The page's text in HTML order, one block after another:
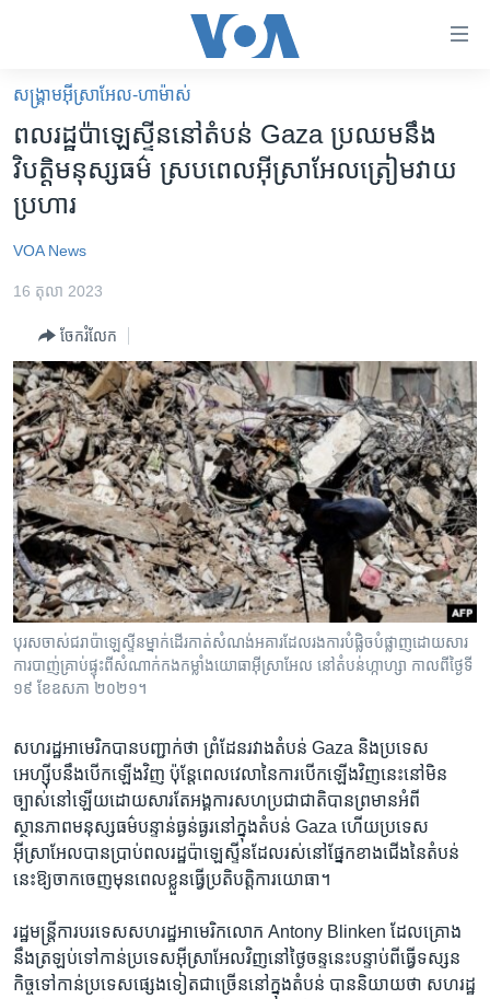
គេហទំព័រ​
ទាក់ទង
រំលង​
និង​
ចូល​
ទំព័រ​
ព័ត៌មាន​​
រំលង​
និង​
ចូល​
ទៅ​
ទំព័រ​
រចនា
សម្ព័ន្ធ​
រំលង​
និង​
ចូល​
ទៅ​
កាន់​
ទំព័រ​
កម្ពុជា
អន្តរជាតិ
ព្រឹត្តិការណ៍ព័ត៌មាន
ទូរទស្សន៍ / វីដេអូ​
វិទ្យុ / ផតខាសថ៍
កម្មវិធីទាំងអស់
Khmer English
បណ្តាញ​សង្គម
ភាសា
សង្គ្រាម​អ៊ីស្រាអែល-ហាម៉ាស់
ពលរដ្ឋ​ប៉ាឡេស្ទីន​នៅ​តំបន់ Gaza ប្រឈម​នឹង​
វិបត្តិ​មនុស្ស​ធម៌ ស្រប​ពេល​អ៊ីស្រាអែល​ត្រៀម​វាយ​
ប្រហារ
VOA News
16 តុលា 2023
ចែករំលែក
បុរសចាស់ជរាប៉ាឡេស្ទីនម្នាក់ដើរកាត់សំណង់អគារដែលរងការបំផ្លិចបំផ្លាញដោយសារ
ការបាញ់គ្រាប់ផ្ទុះពីសំណាក់កងកម្លាំងយោធាអ៊ីស្រាអែល នៅតំបន់ហ្កាហ្សា កាលពីថ្ងៃទី
១៩ ខែឧសភា ២០២១។
សហរដ្ឋ​អាមេរិក​បាន​បញ្ជាក់​ថា ព្រំដែន​រវាង​តំបន់ Gaza និង​ប្រទេស​
អេហ្ស៊ីប​នឹង​បើក​ឡើង​វិញ ប៉ុន្តែ​ពេល​វេលា​នៃ​ការ​បើក​ឡើង​វិញ​នេះ​នៅ​មិន​
ច្បាស់​នៅ​ឡើយ​ដោយសារ​តែ​អង្គការ​សហប្រជាជាតិ​បាន​ព្រមាន​អំពី​
ស្ថានភាព​មនុស្សធម៌​បន្ទាន់​ធ្ងន់ធ្ងរ​នៅ​ក្នុង​តំបន់ Gaza ហើយ​ប្រទេស​
អ៊ីស្រាអែល​បាន​ប្រាប់​ពលរដ្ឋ​ប៉ាឡេស្ទីន​ដែល​រស់នៅ​ផ្នែក​ខាង​ជើង​នៃ​តំបន់​
នេះ​ឱ្យ​ចាកចេញ​មុន​ពេល​ខ្លួន​ធ្វើ​ប្រតិបត្តិការ​យោធា។
រដ្ឋមន្ត្រី​ការបរទេស​សហរដ្ឋ​អាមេរិក​លោក Antony Blinken ដែល​គ្រោង​
នឹង​ត្រឡប់​ទៅ​កាន់​ប្រទេស​អ៊ីស្រាអែល​វិញ​នៅ​ថ្ងៃ​ចន្ទ​នេះ​បន្ទាប់ពី​ធ្វើ​ទស្សន
កិច្ច​ទៅ​កាន់​ប្រទេស​ផ្សេង​ទៀត​ជា​ច្រើន​នៅ​ក្នុង​តំបន់ បាន​និយាយ​ថា​ សហរដ្ឋ​